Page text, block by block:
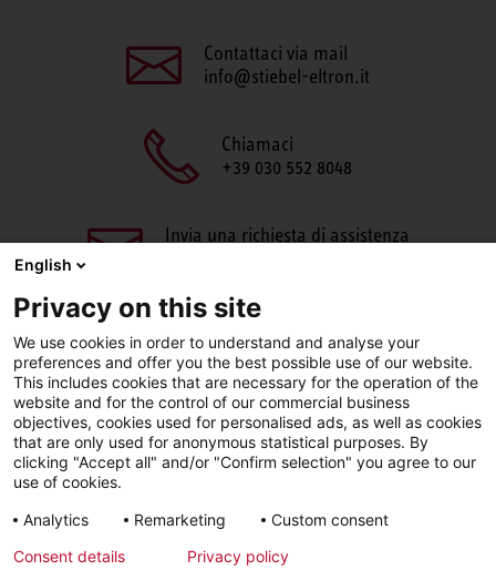
Contattaci via mail
info@stiebel-eltron.it
Chiamaci
+39 030 552 8048
Invia una richiesta di assistenza
Facebook LinkedIn Instagram
English
Privacy on this site
We use cookies in order to understand and analyse your
preferences and offer you the best possible use of our website.
This includes cookies that are necessary for the operation of the
website and for the control of our commercial business
objectives, cookies used for personalised ads, as well as cookies
that are only used for anonymous statistical purposes. By
clicking "Accept all" and/or "Confirm selection" you agree to our
use of cookies.
Analytics
Remarketing
Custom consent
Consent details
Privacy policy